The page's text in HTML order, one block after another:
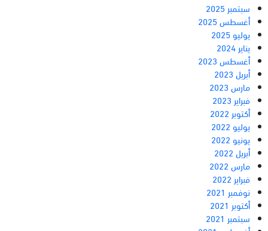
سبتمبر 2025
أغسطس 2025
يوليو 2025
يناير 2024
أغسطس 2023
أبريل 2023
مارس 2023
فبراير 2023
أكتوبر 2022
يوليو 2022
يونيو 2022
أبريل 2022
مارس 2022
فبراير 2022
نوفمبر 2021
أكتوبر 2021
سبتمبر 2021